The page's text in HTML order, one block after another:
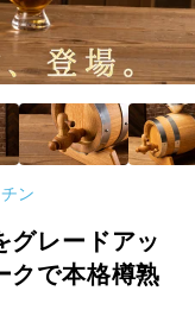
ン
グレードアッ
クで本格樽熟